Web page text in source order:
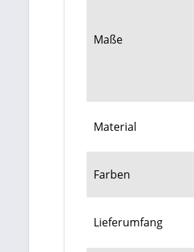
Maße
Material
Farben
Lieferumfang